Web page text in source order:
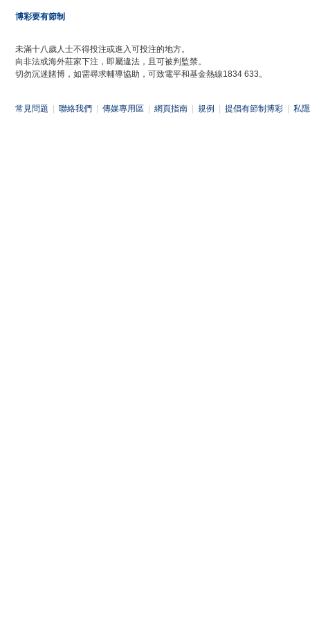
博彩要有節制
未滿十八歲人士不得投注或進入可投注的地方。
向非法或海外莊家下注，即屬違法，且可被判監禁。
切勿沉迷賭博，如需尋求輔導協助，可致電平和基金熱線1834 633。
常見問題 聯絡我們 傳媒專用區 網頁指南 規例 提倡有節制博彩 私